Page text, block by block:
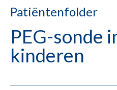
Patiëntenfolder
PEG-sonde
kinderen